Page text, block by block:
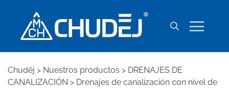
Chuděj > Nuestros productos > DRENAJES DE
CANALIZACIÓN > Drenajes de canalización con nivel de